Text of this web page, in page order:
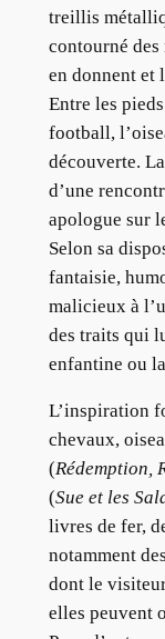
treillis
contourné des
en donnent et
Entre les
football,
découverte.
d’une
apologue sur
Selon sa
fantaisie,
malicieux à
des traits qui
enfantine ou
L’inspiration
chevaux,
(Rédemption,
(Sue et les
livres de fer,
notamment
dont le
elles peuvent